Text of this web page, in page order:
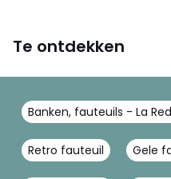
Te ontdekken
Banken, fauteuils - La
Retro fauteuil Gele